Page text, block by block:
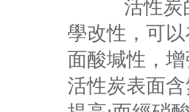
活性炭的
學改性，可
面酸堿性，
活性炭表面